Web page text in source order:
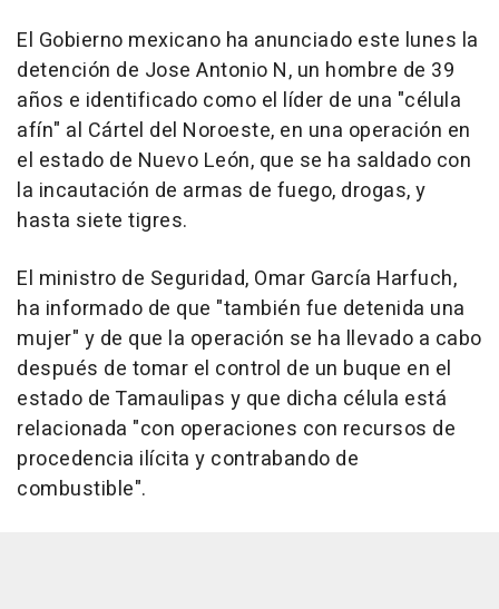
El Gobierno mexicano ha anunciado este lunes la
detención de Jose Antonio N, un hombre de 39
años e identificado como el líder de una "célula
afín" al Cártel del Noroeste, en una operación en
el estado de Nuevo León, que se ha saldado con
la incautación de armas de fuego, drogas, y
hasta siete tigres.
El ministro de Seguridad, Omar García Harfuch,
ha informado de que "también fue detenida una
mujer" y de que la operación se ha llevado a cabo
después de tomar el control de un buque en el
estado de Tamaulipas y que dicha célula está
relacionada "con operaciones con recursos de
procedencia ilícita y contrabando de
combustible".